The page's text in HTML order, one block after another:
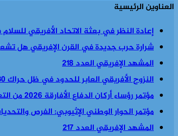
العناوين الرئيسية
إعادة النظر في بعثة الاتحاد الأفريقي
شرارة حرب جديدة في القرن الإفريقي هل
المشهد الإفريقي العدد 218
النزوح الأفريقي العابر للحدود في ظل حراك 30 يونيو في جنوب أفريقيا
مؤتمر رؤساء أركان الدفاع الأفارقة 2026 من التعاون الأمني إلى السياسة الأمنية والاقتصادية معا
مؤتمر الحوار الوطني الإثيوبي: الفرص
المشهد الإفريقي العدد 217